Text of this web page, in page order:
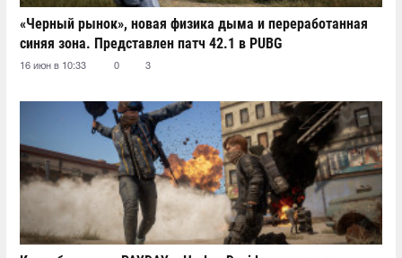
«Черный рынок», новая физика дыма и переработанная
синяя зона. Представлен патч 42.1 в PUBG
16 июн в 10:33 0 3